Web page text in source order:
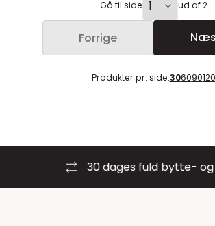
Gå til side ud af 2
Forrige
Produkter pr. side:306090120
30 dages fuld bytte-